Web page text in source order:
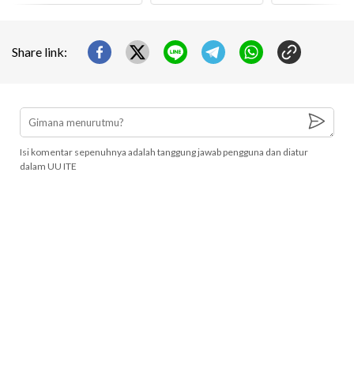
Share link:
Isi komentar sepenuhnya adalah tanggung jawab pengguna dan diatur
dalam UU ITE